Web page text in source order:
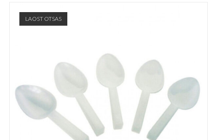
LAOST OTSAS